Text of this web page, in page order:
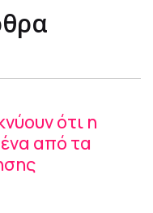
ότι η
από τα